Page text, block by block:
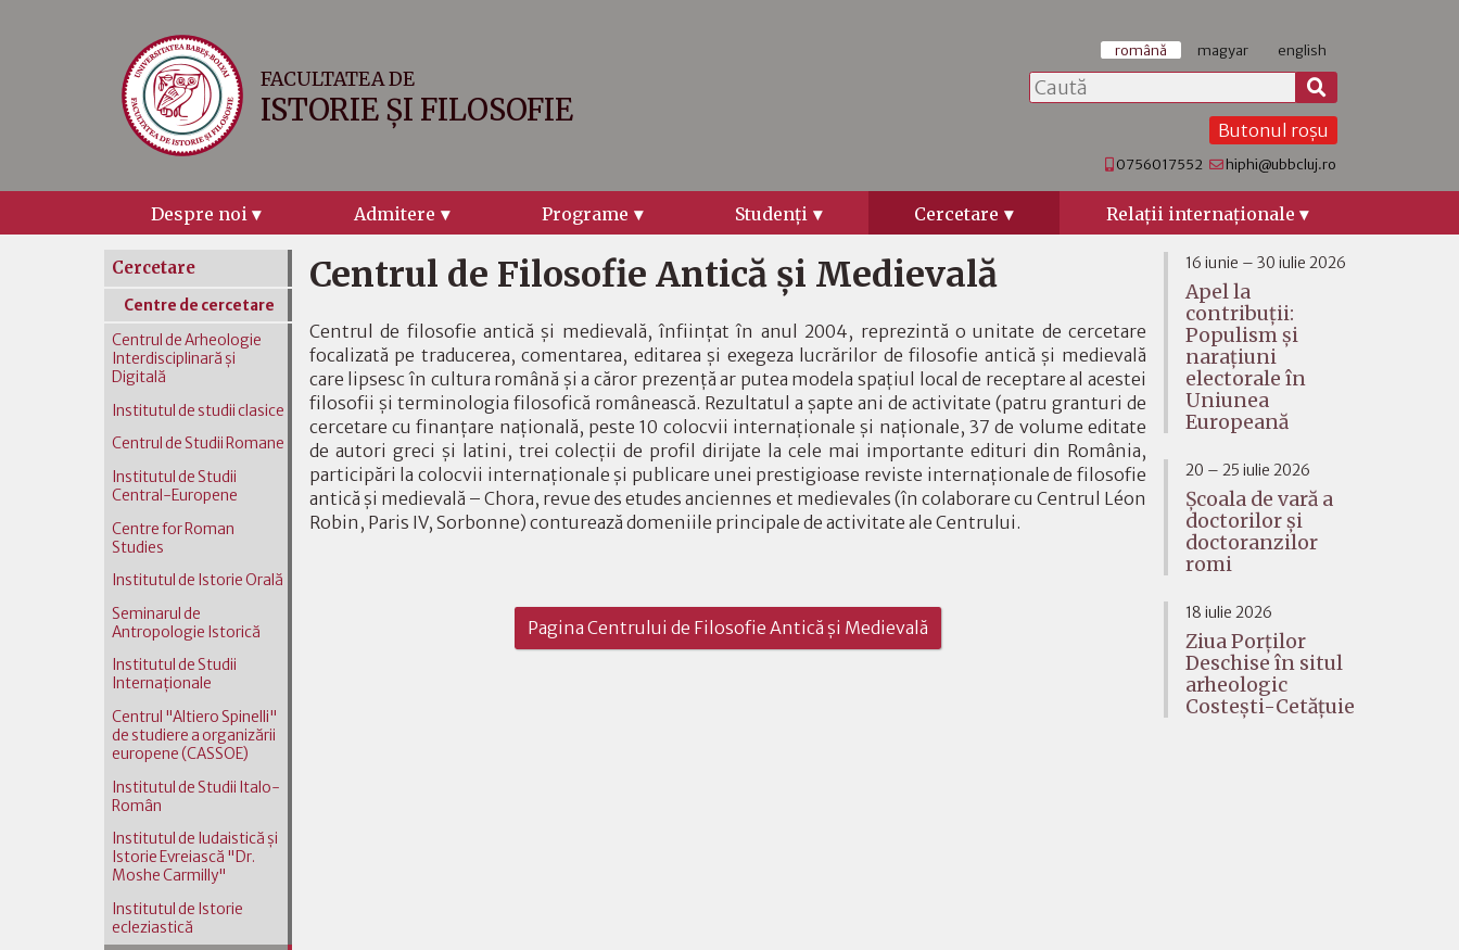
FACULTATEA DE
ISTORIE ȘI FILOSOFIE
română magyar english
Butonul roșu
0756017552 hiphi@ubbcluj.ro
Despre noi Admitere Programe Studenţi Cercetare Relaţii internaţionale
Centrul de Filosofie Antică şi Medievală
Centrul de filosofie antică şi medievală, înfiinţat în anul 2004, reprezintă o unitate de cercetare
focalizată pe traducerea, comentarea, editarea şi exegeza lucrărilor de filosofie antică şi medievală
care lipsesc în cultura română şi a căror prezenţă ar putea modela spaţiul local de receptare al acestei
filosofii şi terminologia filosofică românească. Rezultatul a şapte ani de activitate (patru granturi de
cercetare cu finanţare naţională, peste 10 colocvii internaţionale şi naţionale, 37 de volume editate
de autori greci şi latini, trei colecţii de profil dirijate la cele mai importante edituri din România,
participări la colocvii internaţionale şi publicare unei prestigioase reviste internaţionale de filosofie
antică şi medievală – Chora, revue des etudes anciennes et medievales (în colaborare cu Centrul Léon
Robin, Paris IV, Sorbonne) conturează domeniile principale de activitate ale Centrului.
Pagina Centrului de Filosofie Antică şi Medievală
Cercetare
Centre de cercetare
Centrul de Arheologie
Interdisciplinară şi
Digitală
Institutul de studii clasice
Centrul de Studii Romane
Institutul de Studii
Central-Europene
Centre for Roman
Studies
Institutul de Istorie Orală
Seminarul de
Antropologie Istorică
Institutul de Studii
Internaţionale
Centrul "Altiero Spinelli"
de studiere a organizării
europene (CASSOE)
Institutul de Studii Italo-
Român
Institutul de Iudaistică şi
Istorie Evreiască "Dr.
Moshe Carmilly"
Institutul de Istorie
ecleziastică
16 iunie – 30 iulie 2026
Apel la
contribuții:
Populism și
narațiuni
electorale în
Uniunea
Europeană
20 – 25 iulie 2026
Școala de vară a
doctorilor și
doctoranzilor
romi
18 iulie 2026
Ziua Porților
Deschise în situl
arheologic
Costești-Cetățuie